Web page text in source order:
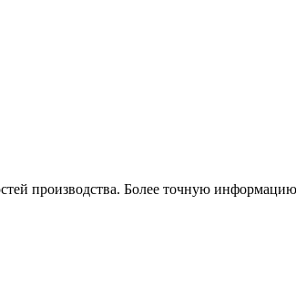
производства. Более точную